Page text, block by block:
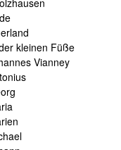
kleinen Füße
Vianney